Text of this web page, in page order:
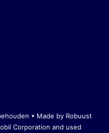
• Made by Robuust
Corporation and used